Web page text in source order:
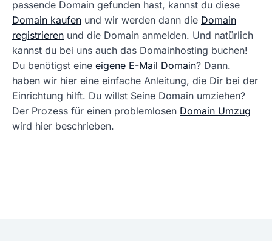
passende Domain gefunden hast, kannst du diese
Domain kaufen und wir werden dann die Domain
registrieren und die Domain anmelden. Und natürlich
kannst du bei uns auch das Domainhosting buchen!
Du benötigst eine eigene E-Mail Domain? Dann.
haben wir hier eine einfache Anleitung, die Dir bei der
Einrichtung hilft. Du willst Seine Domain umziehen?
Der Prozess für einen problemlosen Domain Umzug
wird hier beschrieben.